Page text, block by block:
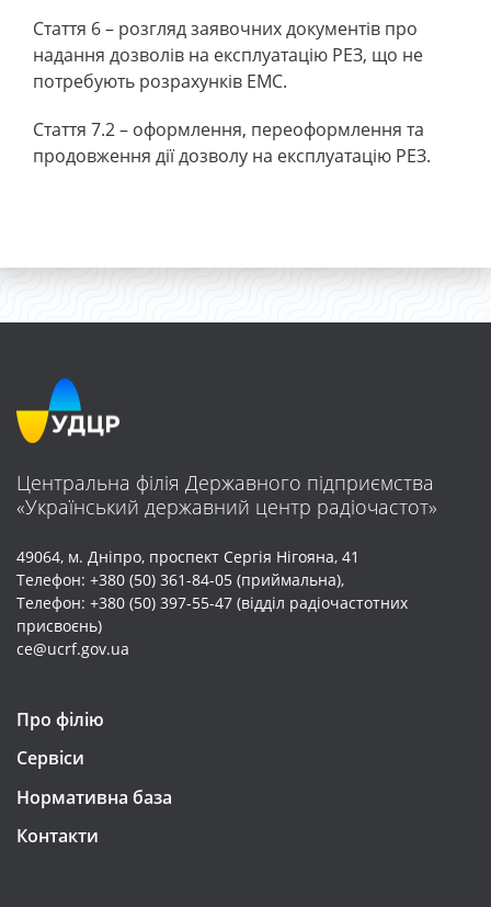
Стаття 6 – розгляд заявочних документів про
надання дозволів на експлуатацію РЕЗ, що не
потребують розрахунків ЕМС.
Стаття 7.2 – оформлення, переоформлення та
продовження дії дозволу на експлуатацію РЕЗ.
Центральна філія Державного підприємства
«Український державний центр радіочастот»
49064, м. Дніпро, проспект Cергія Нігояна, 41
Телефон: +380 (50) 361-84-05 (приймальна),
Телефон: +380 (50) 397-55-47 (відділ радіочастотних
присвоєнь)
ce@ucrf.gov.ua
Про філію
Сервіси
Нормативна база
Контакти